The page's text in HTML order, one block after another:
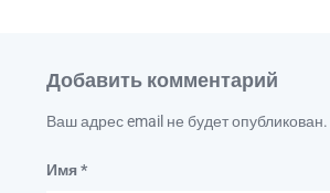
Добавить комментарий
Ваш адрес email не будет опубликован.
Имя*